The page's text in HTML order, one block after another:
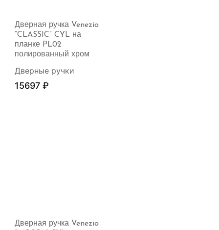
Дверная ручка Venezia
“CLASSIC” CYL на
планке PL02
полированный хром
Дверные ручки
15697 ₽
Дверная ручка Venezia